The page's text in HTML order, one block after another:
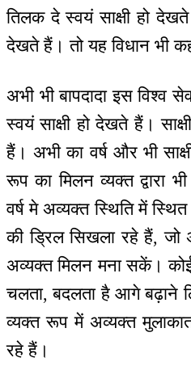
तिलक दे स्वयं साक्षी हो देखते
देखते हैं। तो यह विधान भी
अभी भी बापदादा इस विश्व
स्वयं साक्षी हो देखते हैं।
हैं। अभी का वर्ष और भी
रूप का मिलन व्यक्त
वर्ष मे अव्यक्त स्थिति में
की ड्रिल सिखला रहे हैं,
अव्यक्त मिलन मना सकें।
चलता, बदलता है आगे बढ़ाने
व्यक्त रूप में अव्यक्त
रहे हैं।